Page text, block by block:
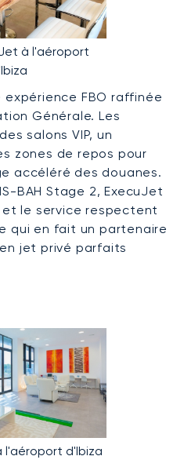
à l'aéroport
expérience FBO raffinée
Générale. Les
salons VIP, un
zones de repos pour
accéléré des douanes.
BAH Stage 2, ExecuJet
le service respectent
qui en fait un partenaire
jet privé parfaits
l'aéroport d'Ibiza